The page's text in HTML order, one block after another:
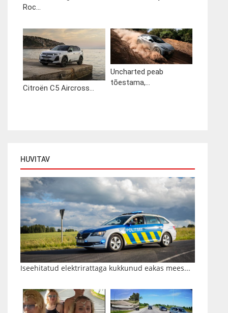
Roc...
Citroën C5 Aircross...
Uncharted peab
tõestama,...
HUVITAV
Iseehitatud elektrirattaga kukkunud eakas mees...